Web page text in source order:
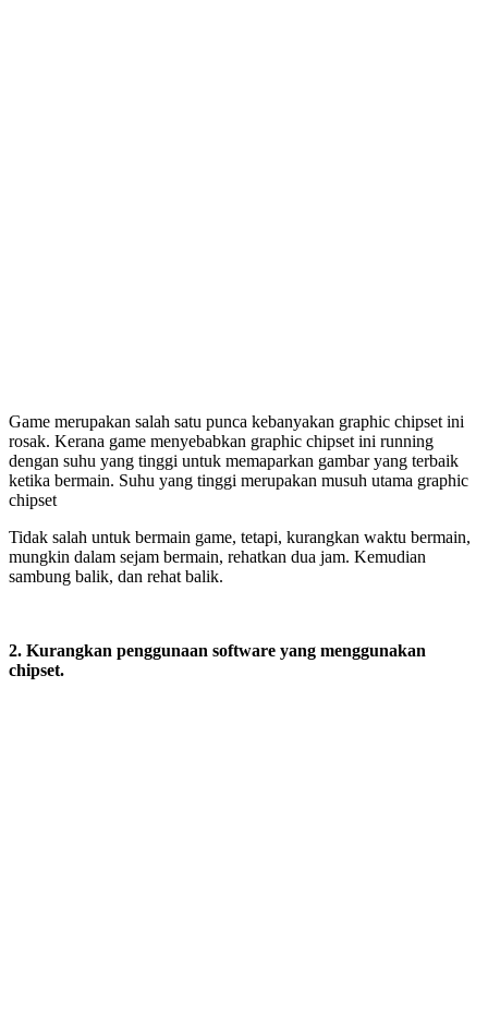
Game merupakan salah satu punca kebanyakan graphic chipset ini
rosak. Kerana game menyebabkan graphic chipset ini running
dengan suhu yang tinggi untuk memaparkan gambar yang terbaik
ketika bermain. Suhu yang tinggi merupakan musuh utama graphic
chipset
Tidak salah untuk bermain game, tetapi, kurangkan waktu bermain,
mungkin dalam sejam bermain, rehatkan dua jam. Kemudian
sambung balik, dan rehat balik.
2. Kurangkan penggunaan software yang menggunakan
chipset.